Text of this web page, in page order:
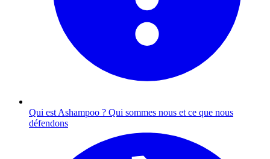
Qui est Ashampoo ? Qui sommes nous et ce que nous
défendons